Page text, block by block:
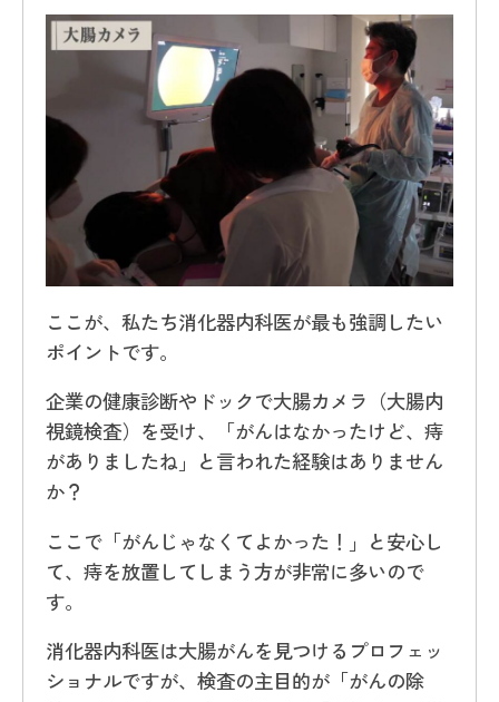
ここが、私たち消化器内科医が最も強調したい
ポイントです。
企業の健康診断やドックで大腸カメラ（大腸内
視鏡検査）を受け、「がんはなかったけど、痔
がありましたね」と言われた経験はありません
か？
ここで「がんじゃなくてよかった！」と安心し
て、痔を放置してしまう方が非常に多いので
す。
消化器内科医は大腸がんを見つけるプロフェッ
ショナルですが、検査の主目的が「がんの除